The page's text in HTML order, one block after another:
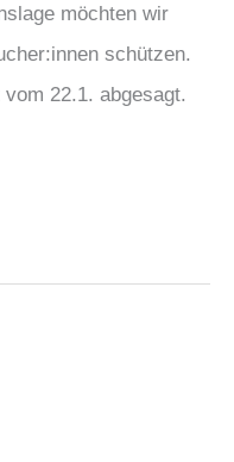
möchten wir
schützen.
22.1. abgesagt.